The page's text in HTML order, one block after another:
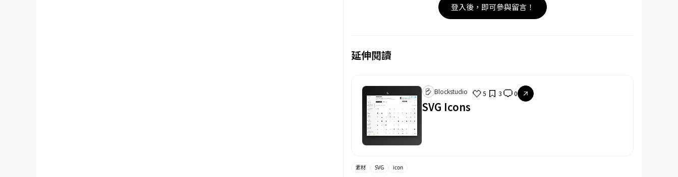
登入後，即可參與留言！
延伸閱讀
Blockstudio
SVG Icons
5 3 0
素材 SVG icon